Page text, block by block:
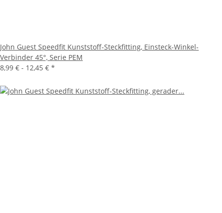
John Guest Speedfit Kunststoff-Steckfitting, Einsteck-Winkel-
Verbinder 45°, Serie PEM
8,99 € - 12,45 € *